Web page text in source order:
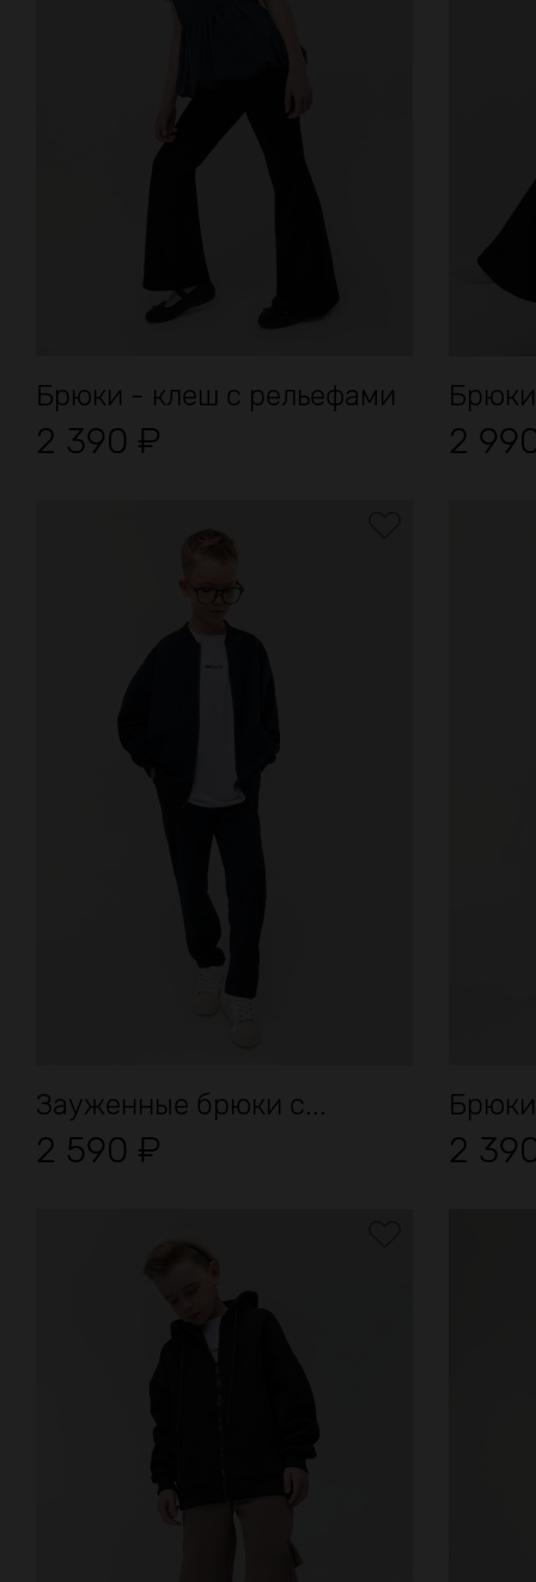
Брюки - клеш с рельефами
2 390 ₽ 2
Зауженные брюки с...
2 590 ₽ 2